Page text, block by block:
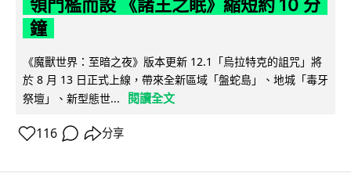
領門檻而設 《諸王之眠》縮短約 10 分
鐘
《魔獸世界：至暗之夜》版本更新 12.1「烏拉特克的詛咒」將
於 8 月 13 日正式上線，帶來全新區域「盤蛇島」、地城「毒牙
祭壇」、新型態世...
閱讀全文
116 分享